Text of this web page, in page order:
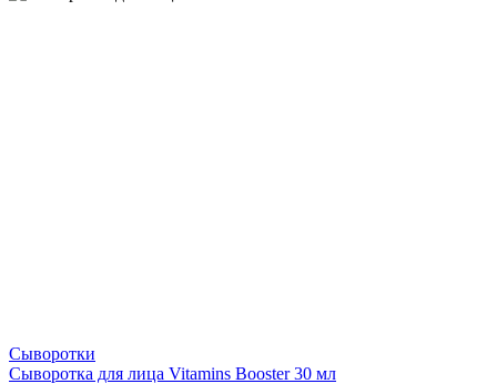
Сыворотки
Сыворотка для лица Vitamins Booster 30 мл